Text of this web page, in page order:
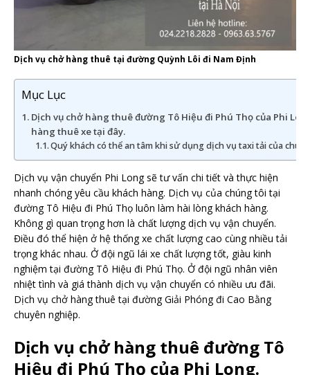
Dịch vụ chở hàng thuê tại đường Quỳnh Lôi đi Nam Định
Mục Lục
Dịch vụ chở hàng thuê đường Tô Hiệu đi Phú Thọ của Phi
hàng thuê xe tại đây.
Quý khách có thể an tâm khi sử dụng dịch vụ taxi tải của
Dịch vụ vận chuyển Phi Long sẽ tư vấn chi tiết và thực hiện
nhanh chóng yêu cầu khách hàng. Dịch vụ của chúng tôi tại
đường Tô Hiệu đi Phú Thọ luôn làm hài lòng khách hàng.
Không gì quan trọng hơn là chất lượng dịch vụ vận chuyển.
Điều đó thể hiện ở hệ thống xe chất lượng cao cùng nhiều tải
trọng khác nhau. Ở đội ngũ lái xe chất lượng tốt, giàu kinh
nghiệm tại đường Tô Hiệu đi Phú Thọ. Ở đội ngũ nhân viên
nhiệt tình và giá thành dịch vụ vận chuyển có nhiều ưu đãi.
Dịch vụ chở hàng thuê tại đường Giải Phóng đi Cao Bằng
chuyên nghiệp.
Dịch vụ chở hàng thuê đường Tô
Hiệu đi Phú Thọ của Phi Long.